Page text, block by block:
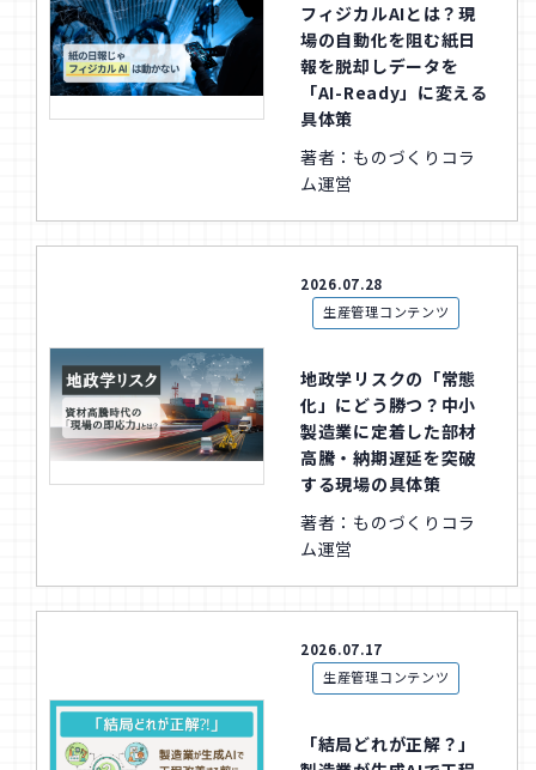
フィジカルAIとは？現
場の自動化を阻む紙日
報を脱却しデータを
「AI-Ready」に変える
具体策
著者：ものづくりコラ
ム運営
2026.07.28
生産管理コンテンツ
地政学リスクの「常態
化」にどう勝つ？中小
製造業に定着した部材
高騰・納期遅延を突破
する現場の具体策
著者：ものづくりコラ
ム運営
2026.07.17
生産管理コンテンツ
「結局どれが正解？」